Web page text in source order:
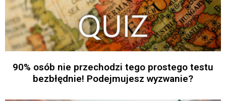
90% osób nie przechodzi tego prostego testu
bezbłędnie! Podejmujesz wyzwanie?